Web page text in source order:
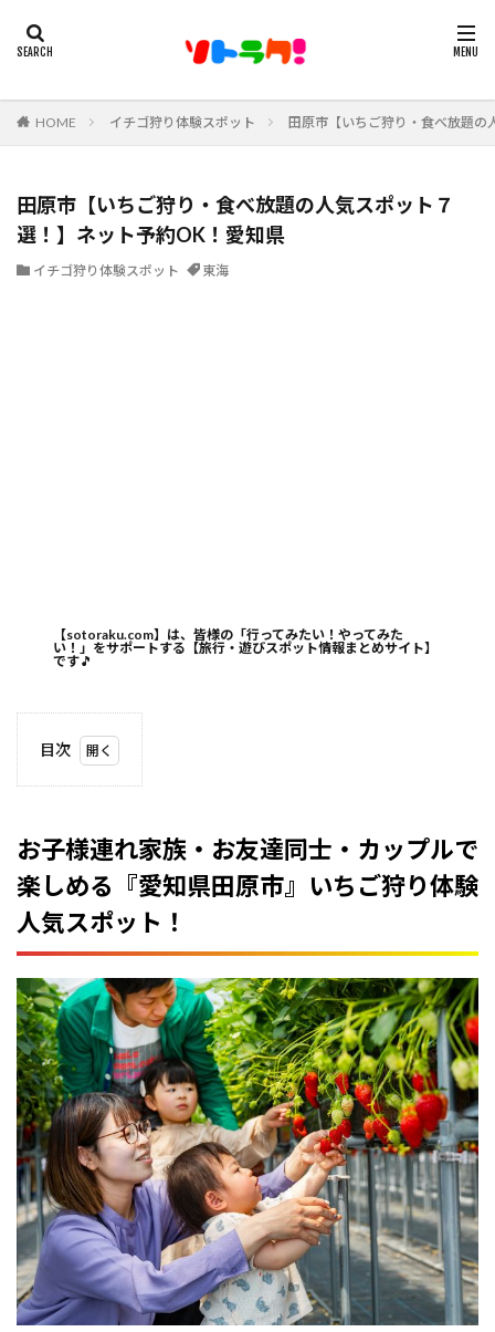
HOME イチゴ狩り体験スポット 田原市【いちご狩り・食べ放題
田原市【いちご狩り・食べ放題の人気スポット７
選！】ネット予約OK！愛知県
イチゴ狩り体験スポット 東海
【sotoraku.com】は、皆様の「行ってみたい！やってみた
い！」をサポートする【旅行・遊びスポット情報まとめサイト】
です🎵
目次
れ家
族・
お友
達同
士・
カッ
プル
で楽
しめ
る
『愛
知県
田原
市』
いち
ご狩
り体
験人
気ス
ポッ
ト！
1.
【中
お子様連れ家族・お友達同士・カップルで
楽しめる『愛知県田原市』いちご狩り体験
人気スポット！